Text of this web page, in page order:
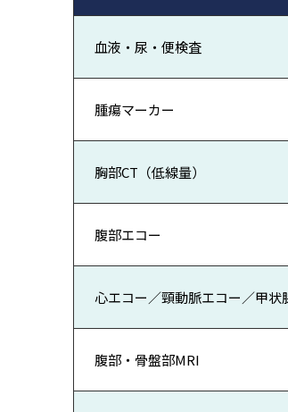
血液・尿・便検査
腫瘍マーカー
胸部CT（低線量）
腹部エコー
心エコー／頸動脈エコー／甲状
腹部・骨盤部MRI